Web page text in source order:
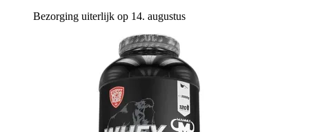
Bezorging uiterlijk op 14. augustus